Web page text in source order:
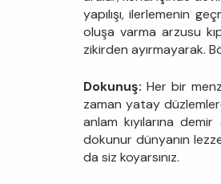
yapılışı, ilerlemenin
oluşa varma arzusu
zikirden ayırmayarak.
Dokunuş: Her bir
zaman yatay
anlam kıyılarına
dokunur dünyanın
da siz koyarsınız.